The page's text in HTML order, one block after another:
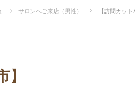
サロンへご来店（男性） 【訪問カット
】